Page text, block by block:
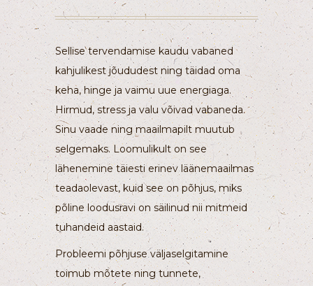
Sellise tervendamise kaudu vabaned
kahjulikest jõududest ning täidad oma
keha, hinge ja vaimu uue energiaga.
Hirmud, stress ja valu võivad vabaneda.
Sinu vaade ning maailmapilt muutub
selgemaks. Loomulikult on see
lähenemine täiesti erinev läänemaailmas
teadaolevast, kuid see on põhjus, miks
põline loodusravi on säilinud nii mitmeid
tuhandeid aastaid.
Probleemi põhjuse väljaselgitamine
toimub mõtete ning tunnete,